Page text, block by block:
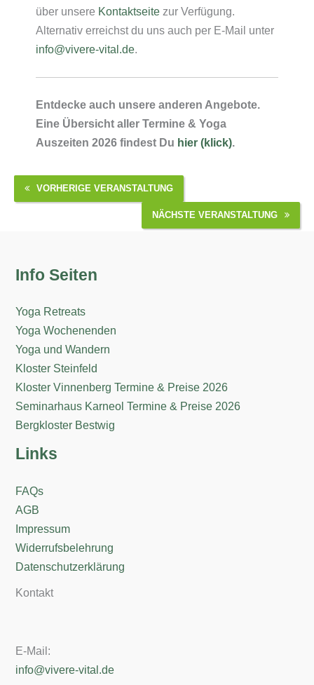
über unsere Kontaktseite zur Verfügung.
Alternativ erreichst du uns auch per E-Mail unter
info@vivere-vital.de.
Entdecke auch unsere anderen Angebote.
Eine Übersicht aller Termine & Yoga
Auszeiten 2026 findest Du hier (klick)
VORHERIGE VERANSTALTUNG
NÄCHSTE VERANSTALTUNG
Info Seiten
Yoga Retreats
Yoga Wochenenden
Yoga und Wandern
Kloster Steinfeld
Kloster Vinnenberg Termine & Preise 2026
Seminarhaus Karneol Termine & Preise 2026
Bergkloster Bestwig
Links
FAQs
AGB
Impressum
Widerrufsbelehrung
Datenschutzerklärung
Kontakt
E-Mail:
info@vivere-vital.de